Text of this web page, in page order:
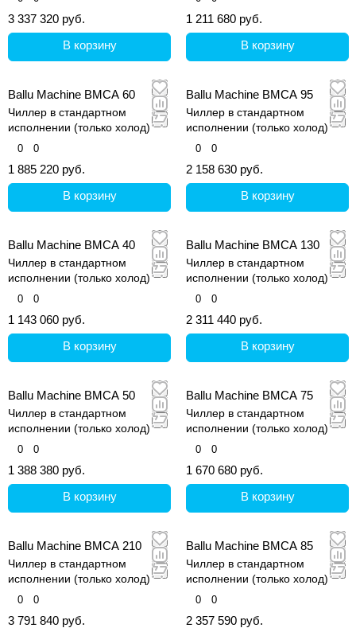
3 337 320 руб.
В корзину
1 211 680 руб.
В корзину
Ballu Machine BMCA 60
Чиллер в стандартном
исполнении (только холод)
0 0
1 885 220 руб.
В корзину
Ballu Machine BMCA 95
Чиллер в стандартном
исполнении (только холод)
0 0
2 158 630 руб.
В корзину
Ballu Machine BMCA 40
Чиллер в стандартном
исполнении (только холод)
0 0
1 143 060 руб.
В корзину
Ballu Machine BMCA 130
Чиллер в стандартном
исполнении (только холод)
0 0
2 311 440 руб.
В корзину
Ballu Machine BMCA 50
Чиллер в стандартном
исполнении (только холод)
0 0
1 388 380 руб.
В корзину
Ballu Machine BMCA 75
Чиллер в стандартном
исполнении (только холод)
0 0
1 670 680 руб.
В корзину
Ballu Machine BMCA 210
Чиллер в стандартном
исполнении (только холод)
0 0
3 791 840 руб.
Ballu Machine BMCA 85
Чиллер в стандартном
исполнении (только холод)
0 0
2 357 590 руб.